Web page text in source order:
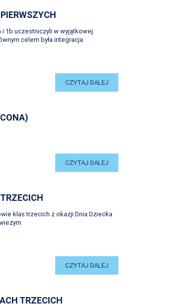
i 1b uczestniczyli w wyjątkowej
celem była integracja
CZYTAJ DALEJ
CZYTAJ DALEJ
klas trzecich z okazji Dnia Dziecka
CZYTAJ DALEJ
TRZECICH